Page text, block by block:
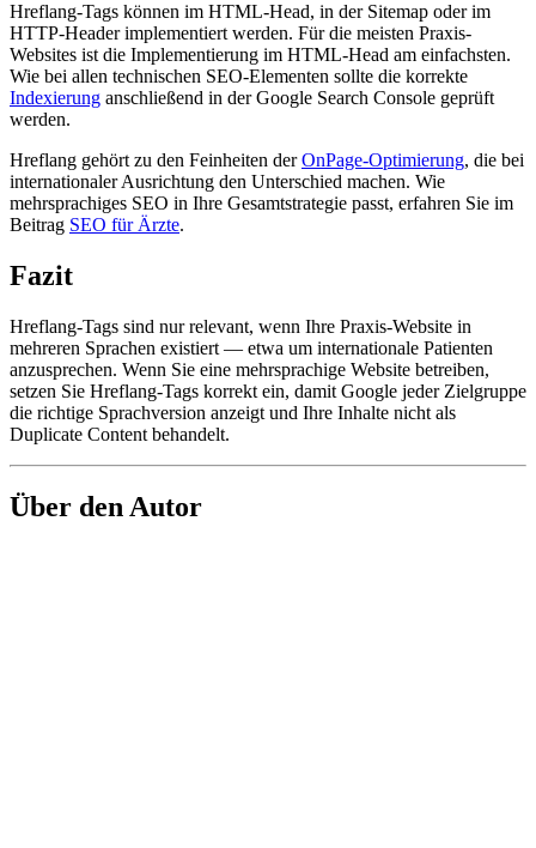
Hreflang-Tags können im HTML-Head, in der Sitemap oder im
HTTP-Header implementiert werden. Für die meisten Praxis-
Websites ist die Implementierung im HTML-Head am einfachsten.
Wie bei allen technischen SEO-Elementen sollte die korrekte
Indexierung anschließend in der Google Search Console geprüft
werden.
Hreflang gehört zu den Feinheiten derOnPage-Optimierung, die bei
internationaler Ausrichtung den Unterschied machen. Wie
mehrsprachiges SEO in Ihre Gesamtstrategie passt, erfahren Sie im
Beitrag SEO für Ärzte.
Fazit
Hreflang-Tags sind nur relevant, wenn Ihre Praxis-Website in
mehreren Sprachen existiert — etwa um internationale Patienten
anzusprechen. Wenn Sie eine mehrsprachige Website betreiben,
setzen Sie Hreflang-Tags korrekt ein, damit Google jeder Zielgruppe
die richtige Sprachversion anzeigt und Ihre Inhalte nicht als
Duplicate Content behandelt.
Über den Autor